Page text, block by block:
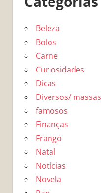
Beleza
Bolos
Carne
Curiosidades
Dicas
Diversos/ massas
famosos
Finanças
Frango
Natal
Notícias
Novela